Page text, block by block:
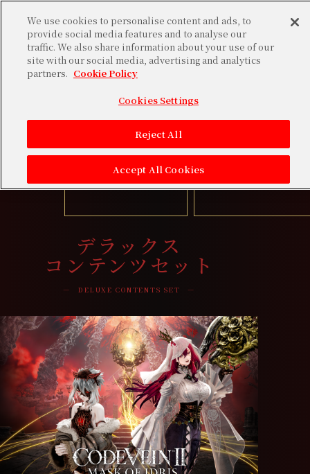
TOP
MOVIE
STORY
CHARACTER
SYSTEM
SPEC
PRODUCT
DLC
SPECIAL
FAQ
アルティメット
コンテンツセット
デラックス
コンテンツセット
― DELUXE CONTENTS SET ―
We use cookies to personalise content and ads, to
provide social media features and to analyse our
traffic. We also share information about your use of our
site with our social media, advertising and analytics
partners. Cookie Policy
Cookies Settings
Reject All
Accept All Cookies